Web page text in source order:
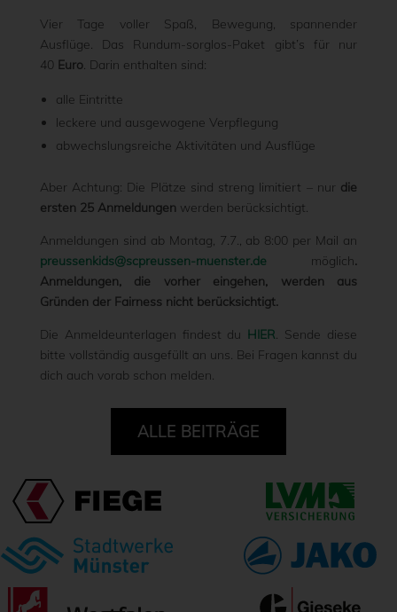
Vier Tage voller Spaß, Bewegung, spannender
Ausflüge. Das Rundum-sorglos-Paket gibt’s für nur
40 Euro. Darin enthalten sind:
alle Eintritte
leckere und ausgewogene Verpflegung
abwechslungsreiche Aktivitäten und Ausflüge
Aber Achtung: Die Plätze sind streng limitiert – nur die
ersten 25 Anmeldungen werden berücksichtigt.
Anmeldungen sind ab Montag, 7.7., ab 8:00 per Mail an
preussenkids@scpreussen-muenster.de möglich.
Anmeldungen, die vorher eingehen, werden aus
Gründen der Fairness nicht berücksichtigt.
Die Anmeldeunterlagen findest du HIER. Sende diese
bitte vollständig ausgefüllt an uns. Bei Fragen kannst du
dich auch vorab schon melden.
ALLE BEITRÄGE